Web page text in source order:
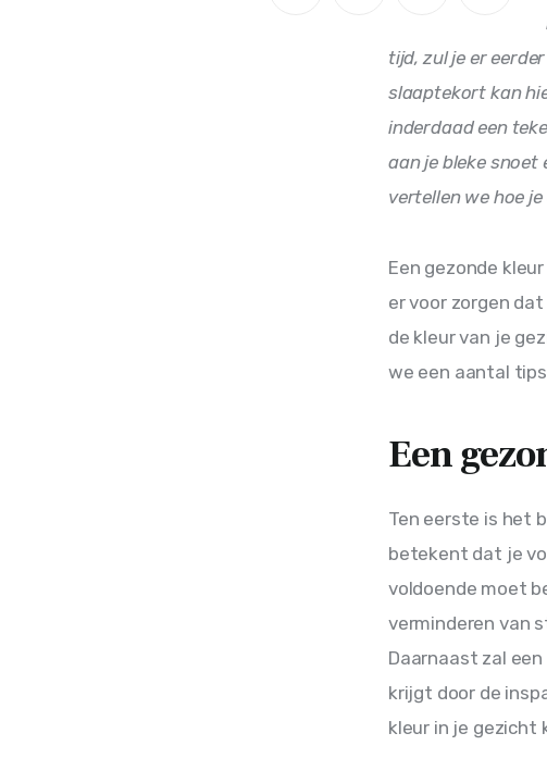
tijd, zul je er
slaaptekort kan
inderdaad een
aan je bleke snoet
vertellen we hoe
Een gezonde
er voor zorgen
de kleur van je
we een aantal
Een
Ten eerste is het
betekent dat je
voldoende moet
verminderen van
Daarnaast zal
krijgt door de
kleur in je gezicht